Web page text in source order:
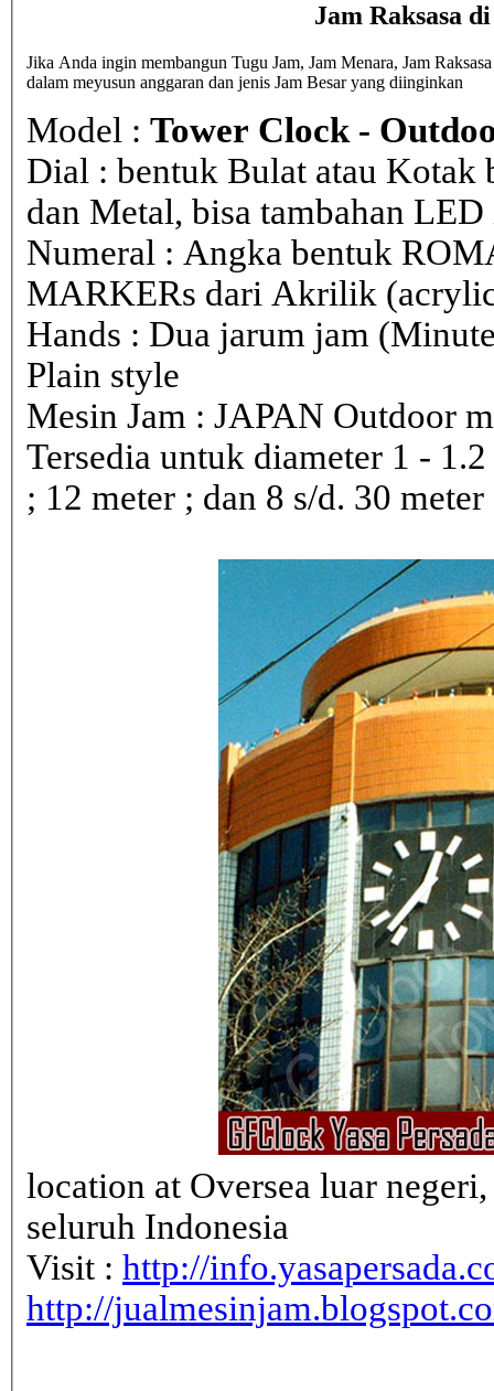
Jam Raksasa
Jika Anda ingin membangun Tugu Jam, Jam Menara, Jam
dalam meyusun anggaran dan jenis Jam Besar yang diinginkan
Model : Tower Clock -
Dial : bentuk Bulat atau
dan Metal, bisa tambahan
Numeral : Angka bentuk
MARKERs dari Akrilik
Hands : Dua jarum jam
Plain style
Mesin Jam : JAPAN Outdoor
Tersedia untuk diameter 1 -
; 12 meter ; dan 8 s/d. 30 meter
location at Oversea luar
seluruh Indonesia
Visit : http://
http://